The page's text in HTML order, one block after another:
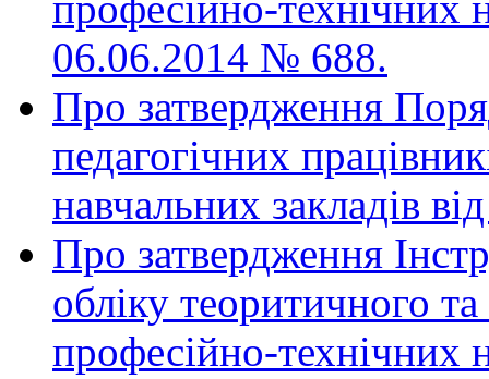
06.06.2014 № 688.
Про затвердження
педагогічних
навчальних закладів
Про затвердження
обліку теоритичного
професійно-технічних